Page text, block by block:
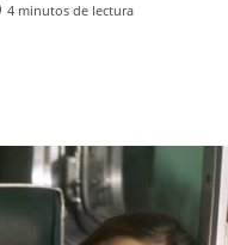
4 minutos de lectura